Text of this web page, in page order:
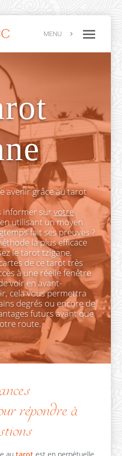
MENU
avenir grâce au tarot
informer survotre
utilisant un moyen
fait ses preuves ?
la plus efficace
le tarot tzigane.
de ce tarot très
à une réelle fenêtre
voir en avant-
cela vous permettra
degrés ou encore de
futurs avant que
route.
répondre à